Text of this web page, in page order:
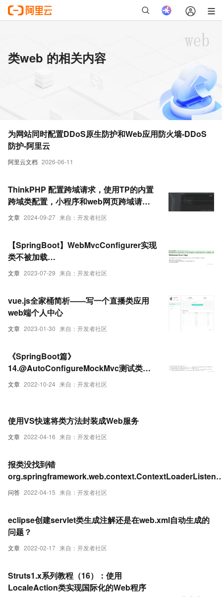
类web 的相关内容
阿里云文档 2026-06-11
为网站同时配置DDoS原生防护和Web应用防火墙-DDoS
防护-阿里云
文章 2024-09-27 来自：开发者社区
ThinkPHP 配置跨域请求，使用TP的内置
跨域类配置，小程序和web网页跨域请求
的区别及格式说明
文章 2023-07-29 来自：开发者社区
【SpringBoot】WebMvcConfigurer实现
类不被加载
(o.s.web.servlet.PageNotFound : No
文章 2023-01-30 来自：开发者社区
vue.js全家桶简析——写一个直播类应用
web端个人中心
文章 2022-10-24 来自：开发者社区
《SpringBoot篇》
14.@AutoConfigureMockMvc测试类实
现Web层测试
文章 2022-04-16 来自：开发者社区
使用VS快速将类方法封装成Web服务
问答 2022-04-15 来自：开发者社区
报类没找到错
是怎么回事啊
文章 2022-02-17 来自：开发者社区
eclipse创建servlet类生成注解还是在web.xml自动生成的
问题？
Struts1.x系列教程（16）：使用
LocaleAction类实现国际化的Web程序